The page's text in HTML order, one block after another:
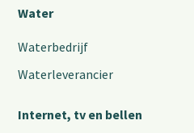
Water
Waterbedrijf
Waterleverancier
Internet, tv en bellen